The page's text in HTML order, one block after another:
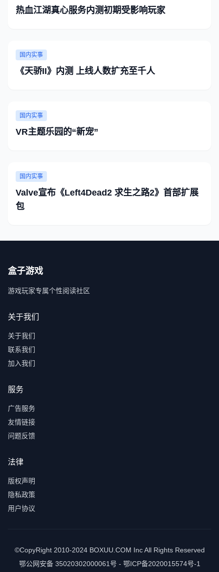
热血江湖真心服务内测初期受影响玩家
国内实事
《天骄II》内测 上线人数扩充至千人
国内实事
VR主题乐园的“新宠”
国内实事
Valve宣布《Left4Dead2 求生之路2》首部扩展
包
盒子游戏
游戏玩家专属个性阅读社区
关于我们
关于我们
联系我们
加入我们
服务
广告服务
友情链接
问题反馈
法律
版权声明
隐私政策
用户协议
©CopyRight 2010-2024 BOXUU.COM Inc All Rights Reserved
鄂公网安备 35020302000061号 - 鄂ICP备2020015574号-1